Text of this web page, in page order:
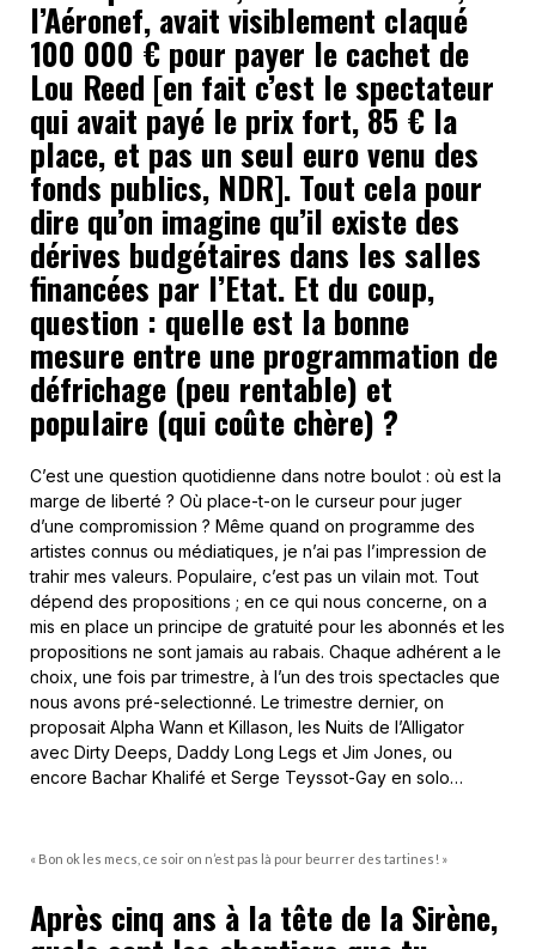
l’Aéronef, avait visiblement claqué
100 000 € pour payer le cachet de
Lou Reed [en fait c’est le spectateur
qui avait payé le prix fort, 85 € la
place, et pas un seul euro venu des
fonds publics, NDR]. Tout cela pour
dire qu’on imagine qu’il existe des
dérives budgétaires dans les salles
financées par l’Etat. Et du coup,
question : quelle est la bonne
mesure entre une programmation de
défrichage (peu rentable) et
populaire (qui coûte chère) ?
C’est une question quotidienne dans notre boulot : où est la
marge de liberté ? Où place-t-on le curseur pour juger
d’une compromission ? Même quand on programme des
artistes connus ou médiatiques, je n’ai pas l’impression de
trahir mes valeurs. Populaire, c’est pas un vilain mot. Tout
dépend des propositions ; en ce qui nous concerne, on a
mis en place un principe de gratuité pour les abonnés et les
propositions ne sont jamais au rabais. Chaque adhérent a le
choix, une fois par trimestre, à l’un des trois spectacles que
nous avons pré-selectionné. Le trimestre dernier, on
proposait Alpha Wann et Killason, les Nuits de l’Alligator
avec Dirty Deeps, Daddy Long Legs et Jim Jones, ou
encore Bachar Khalifé et Serge Teyssot-Gay en solo…
« Bon ok les mecs, ce soir on n’est pas là pour beurrer des tartines! »
Après cinq ans à la tête de la Sirène,